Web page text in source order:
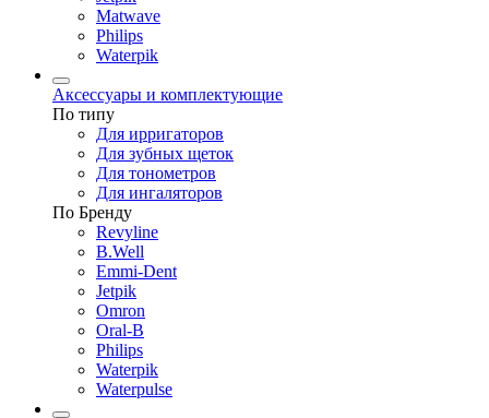
Matwave
Philips
Waterpik
Аксессуары и комплектующие
По типу
Для ирригаторов
Для зубных щеток
Для тонометров
Для ингаляторов
По Бренду
Revyline
B.Well
Emmi-Dent
Jetpik
Omron
Oral-B
Philips
Waterpik
Waterpulse